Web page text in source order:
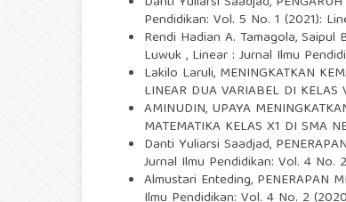
Pendidikan: Vol. 5 No. 1 (2021):
Rendi Hadian A. Tamagola, Saipul
Luwuk, Linear : Jurnal Ilmu
Lakilo Laruli, MENINGKATKAN
LINEAR DUA VARIABEL DI
AMINUDIN, UPAYA
MATEMATIKA KELAS X1 DI SMA
Danti Yuliarsi Saadjad,
Jurnal Ilmu Pendidikan: Vol. 4 No.
Almustari Enteding, PENERAPAN